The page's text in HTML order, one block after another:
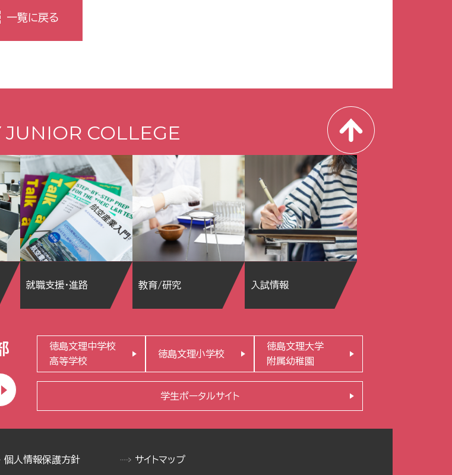
一覧に戻る
COLLEGE
就職支援・進路 教育/研究 入試情報
徳島文理中学校
高等学校
徳島文理小学校
徳島文理大学
附属幼稚園
学生ポータルサイト
個人情報保護方針 サイトマップ